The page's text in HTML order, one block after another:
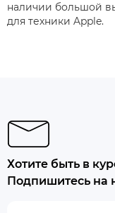
наличии большой
для техники Apple.
Хотите быть в
Подпишитесь на